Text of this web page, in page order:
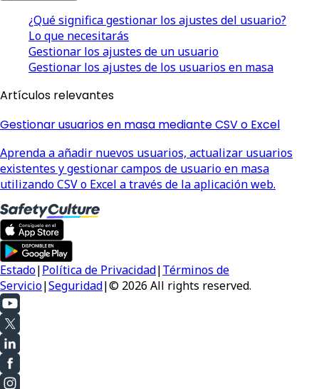
¿Qué significa gestionar los ajustes del usuario?
Lo que necesitarás
Gestionar los ajustes de un usuario
Gestionar los ajustes de los usuarios en masa
Artículos relevantes
Gestionar usuarios en masa mediante CSV o Excel
Aprenda a añadir nuevos usuarios, actualizar usuarios
existentes y gestionar campos de usuario en masa
utilizando CSV o Excel a través de la aplicación web.
Estado|Política de Privacidad|Términos de
Servicio|Seguridad|© 2026 All rights reserved.